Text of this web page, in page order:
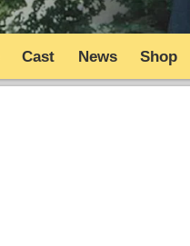
Cast News Shop